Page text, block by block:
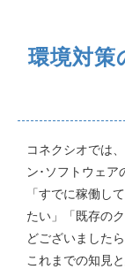
環境対策
コネクシオでは
ン･ソフトウェア
「すでに稼働し
たい」「既存の
どございました
これまでの知見